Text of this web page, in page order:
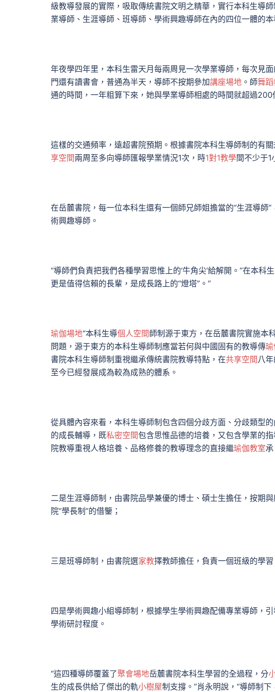
級教導發展的實際，吸取傳統書院文明之精華，實行本科生導
業導師、生涯導師、班導師、學術興趣導師在內的四位一體的
年夜學四年里，本科生雷天月每兩周見一次學業導師，每次見
門還有讀書會，普通為半天，導師不按期參加講座場地 。師舞
通的時間，一年粗算下來，她與學業導師相處的時間就超過200
這樣的交通頻率，遠超書院預期。根據書院本科生導師制的有
享空間兩周至多向導師匯報學業情況1次，時1對1教學間不少于1
在岳麓書院，每一位本科生還有一個師兄師姐擔當的“生涯導師
術興趣導師。
“導師們負責把我們各種學習思惟上的‘牛角尖’給解開。”在本科
更是值得信賴的長輩，是成長路上的“燈塔”。”
瑜伽場地“本科生導個人空間師制源于東方，在岳麓書院實施本
問題，源于東方的本科生導師制應當若何與中國固有的教導傳
書院本科生導師制重視繼承傳統書院教導特點，在共享空間八
至今已經發展成為較為成熟的體系。
從具體內容來看，本科生導師制包含四個分歧方面、分歧類型
的成長輔導，既私密空間包含思惟品德的培養，又包含學業的
院教導重視人格培養、品格修養的教導理念的直接繼瑜伽教室承
二是生涯導師制，由書院品學兼優的博士、碩士生擔任，按期
院“學長制”的借鑒；
三是班導師制，由書院選家教擇教師擔任，負責一個班級的學
四是學術興趣小組導師制，根據學生學術興趣配備專業導師，
學術研討程度。
“這四種導師覆蓋了聚會場地岳麓書院本科生學習的全過程，分
生的成長供給了傑出的軌小樹屋制支撐。”肖永明說，“導師制